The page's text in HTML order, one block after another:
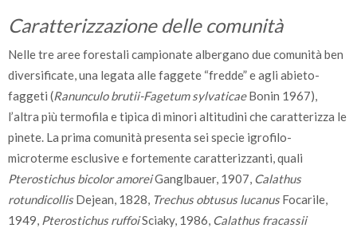
Caratterizzazione delle comunità
Nelle tre aree forestali campionate albergano due comunità ben
diversificate, una legata alle faggete “fredde” e agli abieto-
faggeti (Ranunculo brutii-Fagetum sylvaticaeBonin 1967),
l’altra più termofila e tipica di minori altitudini che caratterizza le
pinete. La prima comunità presenta sei specie igrofilo-
microterme esclusive e fortemente caratterizzanti, quali
Pterostichus bicolor amoreiGanglbauer, 1907, Calathus
rotundicollisDejean, 1828, Trechus obtusus lucanusFocarile,
1949, Pterostichus ruffoiSciaky, 1986, Calathus fracassii